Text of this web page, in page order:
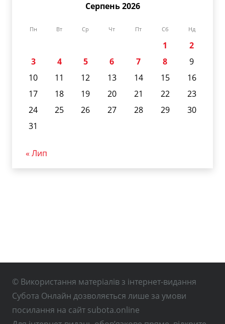
Серпень 2026
Пн Вт Ср Чт Пт Сб Нд
1
2
3
4 5 6 7 8
9
10
11 12 13 14 15
16
17
18 19 20 21 22
23
24
25 26 27 28 29
30
31
« Лип
© Використання матеріалів з інтернет-видання
Субота Онлайн дозволяється лише за умови
посилання на сайт subota.online